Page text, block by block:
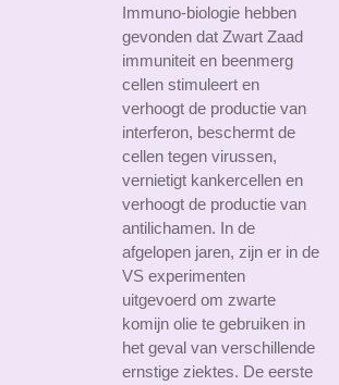
Immuno-biologie hebben
gevonden dat Zwart Zaad
immuniteit en beenmerg
cellen stimuleert en
verhoogt de productie van
interferon, beschermt de
cellen tegen virussen,
vernietigt kankercellen en
verhoogt de productie van
antilichamen. In de
afgelopen jaren, zijn er in de
VS experimenten
uitgevoerd om zwarte
komijn olie te gebruiken in
het geval van verschillende
ernstige ziektes. De eerste